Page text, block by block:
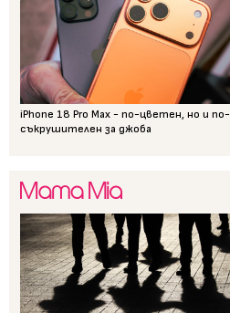
iPhone 18 Pro Max - по-цветен, но и по-
съкрушителен за джоба